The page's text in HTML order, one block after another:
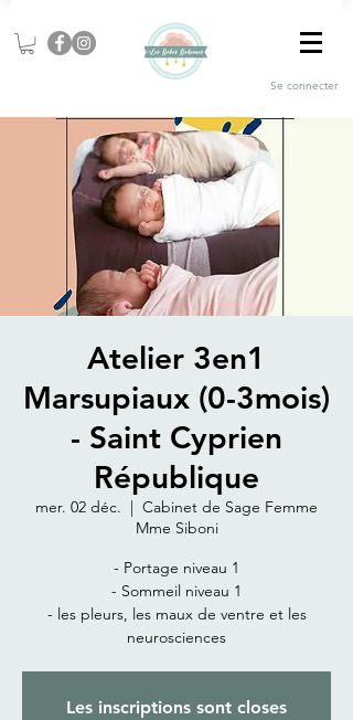
Se connecter
Atelier 3en1
Marsupiaux (0-3mois)
- Saint Cyprien
République
mer. 02 déc.
  |
Cabinet de Sage Femme
Mme Siboni
- Portage niveau 1
- Sommeil niveau 1
- les pleurs, les maux de ventre et les
neurosciences
Les inscriptions sont closes